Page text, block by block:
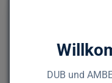
DUB und
Unternehmensnachfolge.